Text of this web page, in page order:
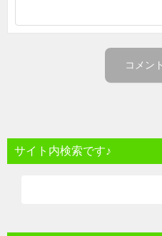
サイト内検索です♪